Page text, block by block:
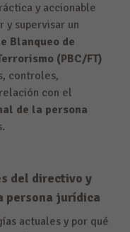
y accionable
y supervisar un
Blanqueo de
(PBC/FT)
controles,
con el
de la persona
del directivo y
persona jurídica
actuales y por qué